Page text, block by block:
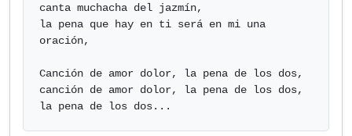
canta muchacha del jazmín,
la pena que hay en ti será en mi una
oración,
Canción de amor dolor, la pena de los dos,
canción de amor dolor, la pena de los dos,
la pena de los dos...